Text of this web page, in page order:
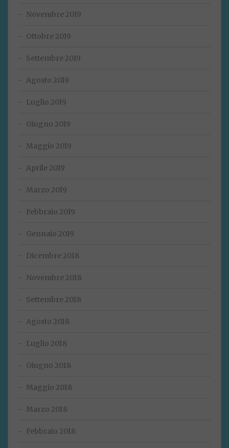
Novembre 2019
Ottobre 2019
Settembre 2019
Agosto 2019
Luglio 2019
Giugno 2019
Maggio 2019
Aprile 2019
Marzo 2019
Febbraio 2019
Gennaio 2019
Dicembre 2018
Novembre 2018
Settembre 2018
Agosto 2018
Luglio 2018
Giugno 2018
Maggio 2018
Marzo 2018
Febbraio 2018